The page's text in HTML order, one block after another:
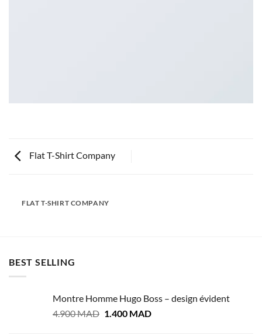
Flat T-Shirt Company
FLAT T-SHIRT COMPANY
BEST SELLING
Montre Homme Hugo Boss – design évident
4.900MAD Le
1.400 MADLe